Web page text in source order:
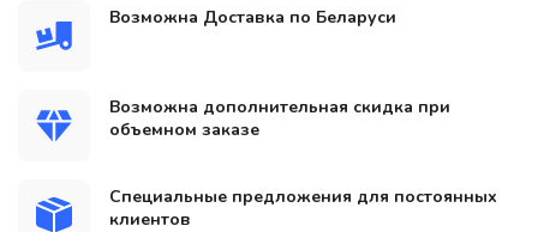
Возможна Доставка по Беларуси
Возможна дополнительная скидка при
объемном заказе
Специальные предложения для постоянных
клиентов